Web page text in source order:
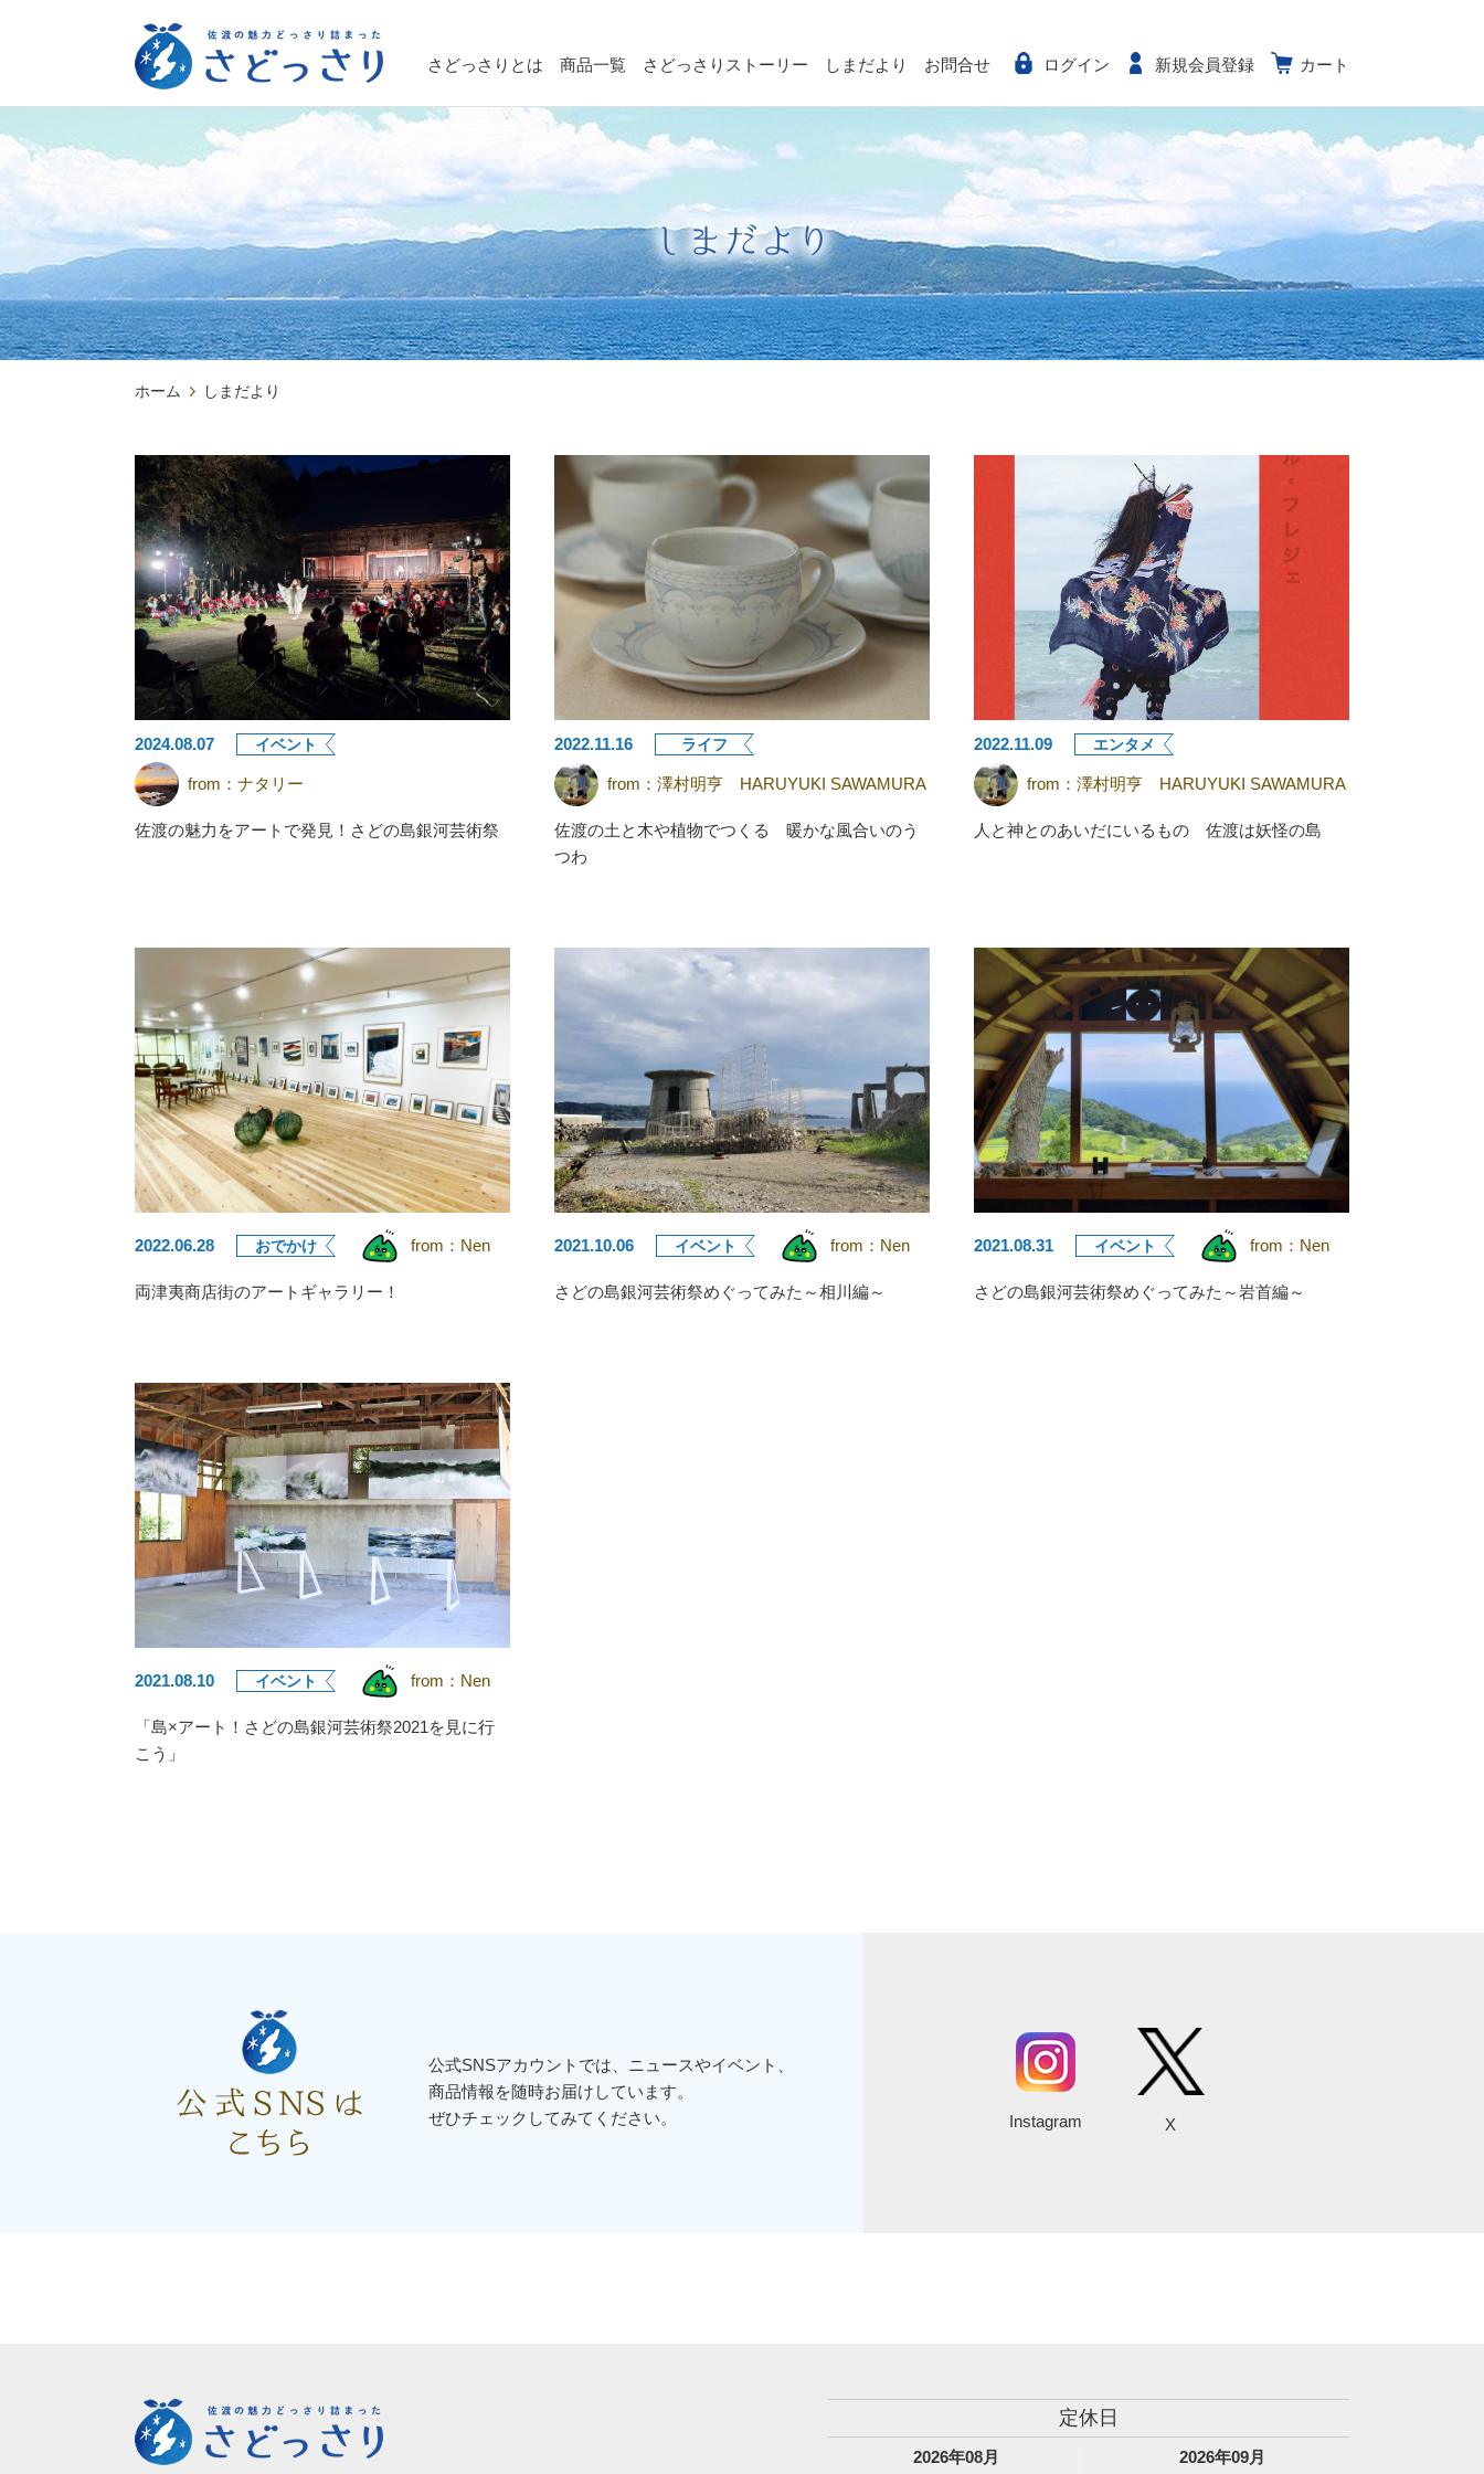
さどっさりとは 商品一覧 さどっさりストーリー しまだより お問合せ ログイン 新規会員登録 カート
ホーム しまだより
2024.08.07 イベント
from： ナタリー
佐渡の魅力をアートで発見！さどの島銀河芸術祭
2022.11.16 ライフ
from： 澤村明亨 HARUYUKI SAWAMURA
佐渡の土と木や植物でつくる 暖かな風合いのう
つわ
2022.11.09 エンタメ
from： 澤村明亨 HARUYUKI SAWAMURA
人と神とのあいだにいるもの 佐渡は妖怪の島
2022.06.28 おでかけ from： Nen
両津夷商店街のアートギャラリー！
2021.10.06 イベント from： Nen
さどの島銀河芸術祭めぐってみた～相川編～
2021.08.31 イベント from： Nen
さどの島銀河芸術祭めぐってみた～岩首編～
2021.08.10 イベント from： Nen
「島×アート！さどの島銀河芸術祭2021を見に行
こう」
公式SNSアカウントでは、ニュースやイベント、
商品情報を随時お届けしています。
ぜひチェックしてみてください。
Instagram X
定休日
2026年08月 2026年09月